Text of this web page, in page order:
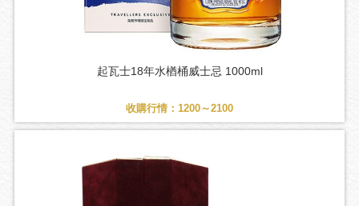
起瓦士18年水楢桶威士忌 1000ml
收購行情：1200～2100